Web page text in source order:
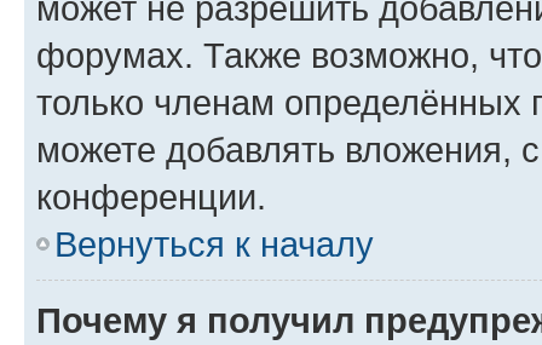
форумах. Также возможно,
только членам определённых
можете добавлять вложения,
конференции.
Вернуться к началу
Почему я получил